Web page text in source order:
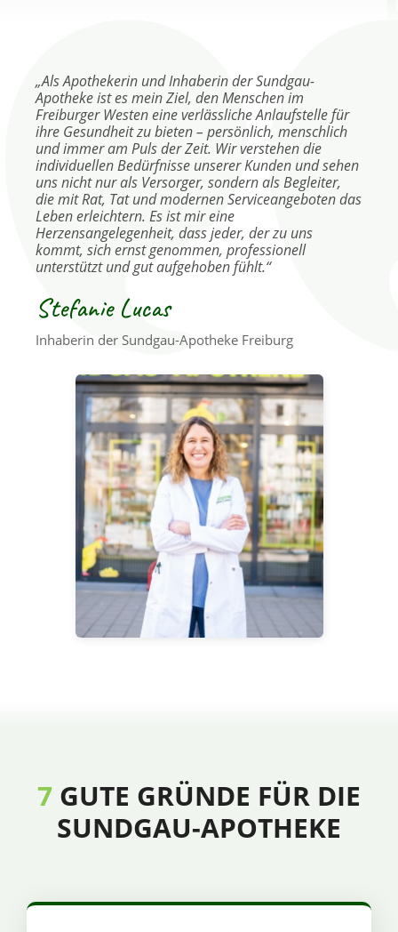
„Als Apothekerin und Inhaberin der Sundgau-
Apotheke ist es mein Ziel, den Menschen im
Freiburger Westen eine verlässliche Anlaufstelle für
ihre Gesundheit zu bieten – persönlich, menschlich
und immer am Puls der Zeit. Wir verstehen die
individuellen Bedürfnisse unserer Kunden und sehen
uns nicht nur als Versorger, sondern als Begleiter,
die mit Rat, Tat und modernen Serviceangeboten das
Leben erleichtern. Es ist mir eine
Herzensangelegenheit, dass jeder, der zu uns
kommt, sich ernst genommen, professionell
unterstützt und gut aufgehoben fühlt.“
Stefanie Lucas
Inhaberin der Sundgau-Apotheke Freiburg
7 GUTE GRÜNDE FÜR DIE
SUNDGAU-APOTHEKE